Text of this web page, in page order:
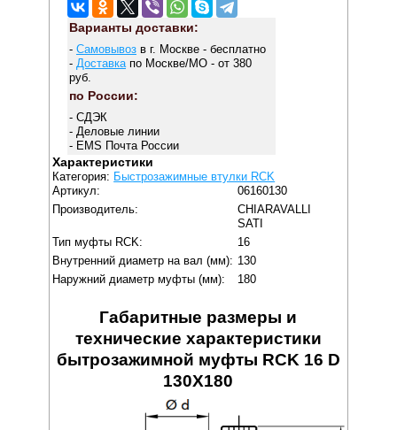
Варианты доставки:
- Самовывозв г. Москве - бесплатно
- Доставкапо Москве/МО - от 380
руб.
по России:
- СДЭК
- Деловые линии
- EMS Почта России
Характеристики
Категория: Быстрозажимные втулки RCK
Артикул:
06160130
Производитель:
CHIARAVALLI
SATI
Тип муфты RCK:
16
Внутренний диаметр на вал (мм): 130
Наружний диаметр муфты (мм):
180
Габаритные размеры и
технические характеристики
бытрозажимной муфты RCK 16 D
130X180